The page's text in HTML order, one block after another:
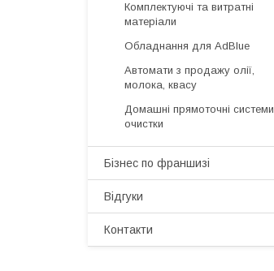
Комплектуючі та витратні
матеріали
Обладнання для AdBlue
Автомати з продажу олії,
молока, квасу
Домашні прямоточні системи
очистки
Бізнес по франшизі
Відгуки
Контакти